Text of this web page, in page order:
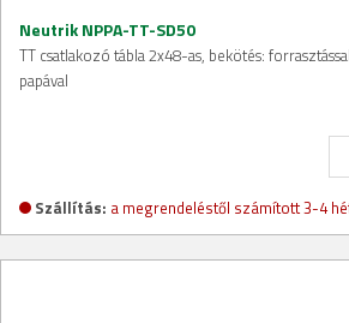
Neutrik NPPA-TT-SD50
TT csatlakozó tábla 2x48-as, bekötés:
papával
Szállítás: a megrendeléstől számított 3-4